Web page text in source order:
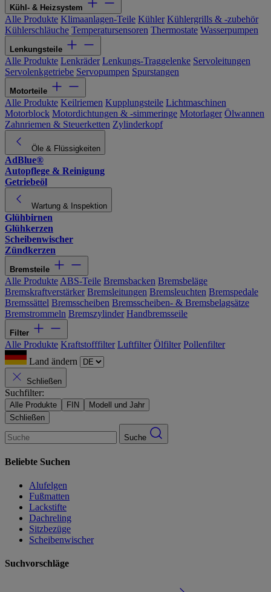
Kühl- & Heizsystem
Alle Produkte Klimaanlagen-Teile Kühler Kühlergrills & -zubehör
Kühlerschläuche Temperatursensoren Thermostate Wasserpumpen
Lenkungsteile
Alle Produkte Lenkräder Lenkungs-Traggelenke Servoleitungen
Servolenkgetriebe Servopumpen Spurstangen
Motorteile
Alle Produkte Keilriemen Kupplungsteile Lichtmaschinen
Motorblock Motordichtungen & -simmeringe Motorlager Ölwannen
Zahnriemen & Steuerketten Zylinderkopf
Öle & Flüssigkeiten
AdBlue®
Autopflege & Reinigung
Getriebeöl
Wartung & Inspektion
Glühbirnen
Glühkerzen
Scheibenwischer
Zündkerzen
Bremsteile
Alle Produkte ABS-Teile Bremsbacken Bremsbeläge
Bremskraftverstärker Bremsleitungen Bremsleuchten Bremspedale
Bremssättel Bremsscheiben Bremsscheiben- & Bremsbelagsätze
Bremstrommeln Bremszylinder Handbremsseile
Filter
Alle Produkte Kraftstofffilter Luftfilter Ölfilter Pollenfilter
Land ändern
Schließen
Suchfilter:
Alle Produkte FIN
Modell und Jahr
Schließen
Suche
Beliebte Suchen
Alufelgen
Fußmatten
Lackstifte
Dachreling
Sitzbezüge
Scheibenwischer
Suchvorschläge